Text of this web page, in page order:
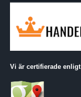
Vi är certifierade enligt